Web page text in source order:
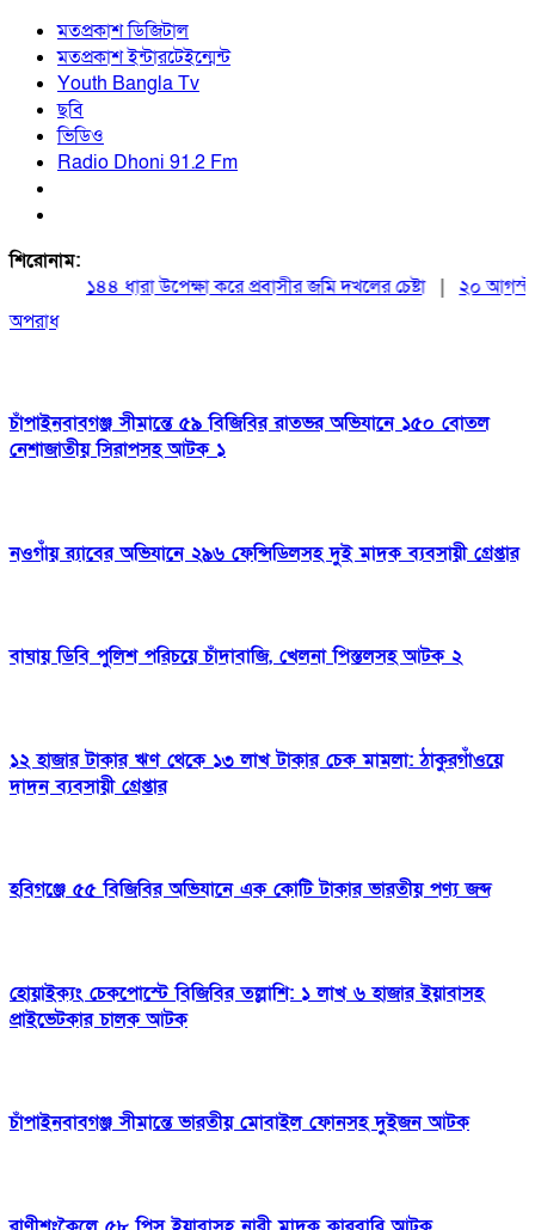
মতপ্রকাশ ডিজিটাল
মতপ্রকাশ ইন্টারটেইন্মেন্ট
Youth Bangla Tv
ছবি
ভিডিও
Radio Dhoni 91.2 Fm
শিরোনাম:
১৪৪ ধারা উপেক্ষা করে প্রবাসীর জমি দখলের চেষ্টা| ২০ আগস্ট
অপরাধ
চাঁপাইনবাবগঞ্জ সীমান্তে ৫৯ বিজিবির রাতভর অভিযানে ১৫০ বোতল
নেশাজাতীয় সিরাপসহ আটক ১
নওগাঁয় র‌্যাবের অভিযানে ২৯৬ ফেন্সিডিলসহ দুই মাদক ব্যবসায়ী গ্রেপ্তার
বাঘায় ডিবি পুলিশ পরিচয়ে চাঁদাবাজি, খেলনা পিস্তলসহ আটক ২
১২ হাজার টাকার ঋণ থেকে ১৩ লাখ টাকার চেক মামলা: ঠাকুরগাঁওয়ে
দাদন ব্যবসায়ী গ্রেপ্তার
হবিগঞ্জে ৫৫ বিজিবির অভিযানে এক কোটি টাকার ভারতীয় পণ্য জব্দ
হোয়াইক্যং চেকপোস্টে বিজিবির তল্লাশি: ১ লাখ ৬ হাজার ইয়াবাসহ
প্রাইভেটকার চালক আটক
চাঁপাইনবাবগঞ্জ সীমান্তে ভারতীয় মোবাইল ফোনসহ দুইজন আটক